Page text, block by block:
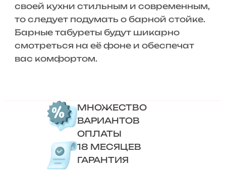
своей кухни стильным и современным,
то следует подумать о барной стойке.
Барные табуреты будут шикарно
смотреться на её фоне и обеспечат
вас комфортом.
МНОЖЕСТВО
ВАРИАНТОВ
ОПЛАТЫ
18 МЕСЯЦЕВ
ГАРАНТИЯ